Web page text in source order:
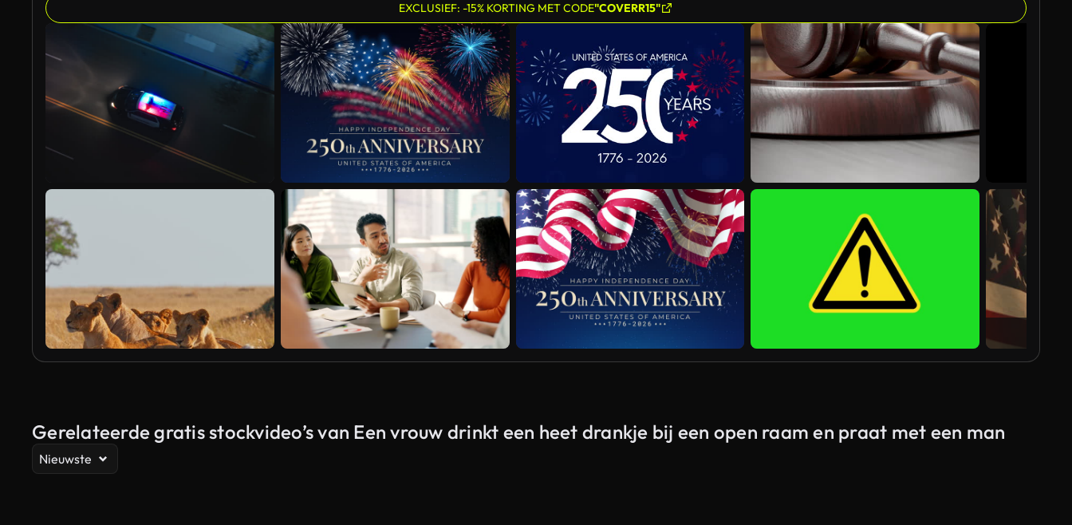
EXCLUSIEF: -15% KORTING MET CODE"COVERR15"
Gerelateerde gratis stockvideo’s van Een vrouw drinkt een heet drankje bij een open raam en praat met een man
Nieuwste